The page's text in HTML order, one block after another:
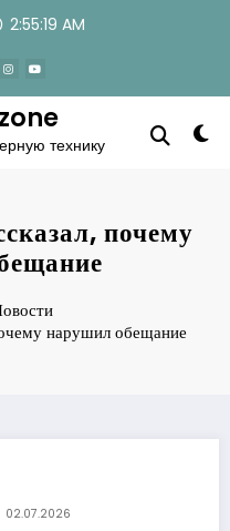
2:55:20 AM
технику
почему
нарушил обещание
02.07.2026